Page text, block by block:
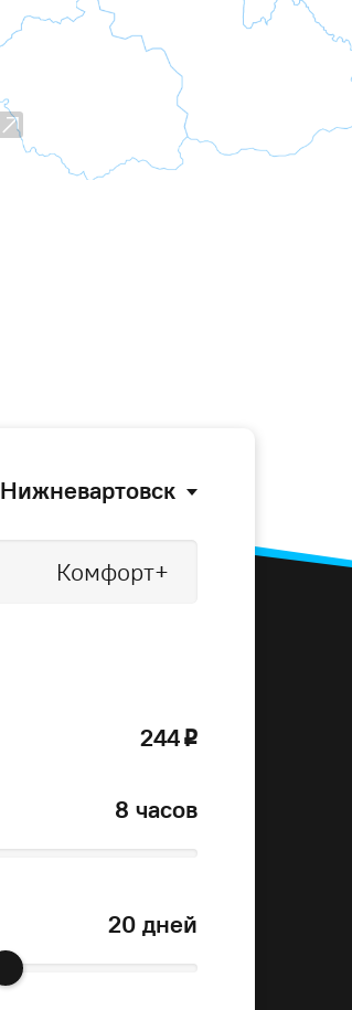
Нижневартовск
Комфорт+
244 o
8 часов
20 дней